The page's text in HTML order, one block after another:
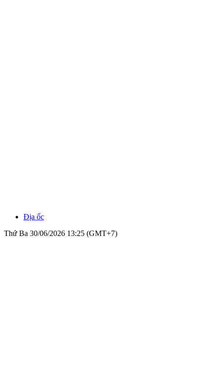
Địa ốc
Thứ Ba 30/06/2026 13:25 (GMT+7)